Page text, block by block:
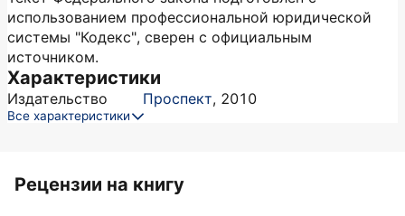
использованием профессиональной юридической
системы "Кодекс", сверен с официальным
источником.
Характеристики
Издательство Проспект, 2010
Все характеристики
Рецензии на книгу